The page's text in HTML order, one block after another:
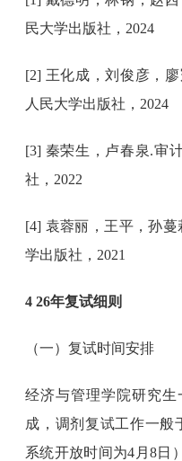
民大学出版社，2024
[2] 王化成，刘俊彦，
人民大学出版社，2024
[3] 秦荣生，卢春泉.审
社，2022
[4] 袁蓉丽，王平，孙
学出版社，2021
4 26年复试细则
（一）复试时间安排
经济与管理学院研究
成，调剂复试工作一般
系统开放时间为4月8日